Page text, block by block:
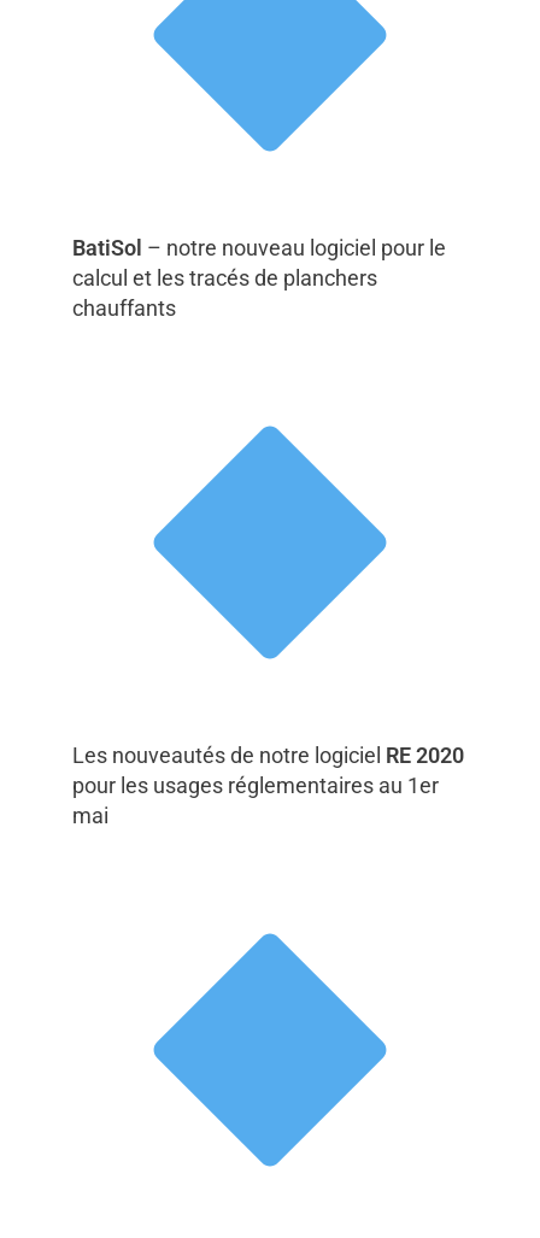
BatiSol – notre nouveau logiciel pour le
calcul et les tracés de planchers
chauffants
Les nouveautés de notre logiciel RE 2020
pour les usages réglementaires au 1er
mai